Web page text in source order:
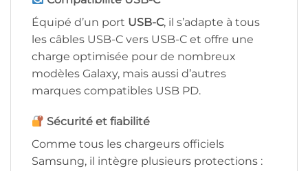
Équipé d’un port USB-C, il s’adapte à tous
les câbles USB-C vers USB-C et offre une
charge optimisée pour de nombreux
modèles Galaxy, mais aussi d’autres
marques compatibles USB PD.
Sécurité et fiabilité
Comme tous les chargeurs officiels
Samsung, il intègre plusieurs protections :